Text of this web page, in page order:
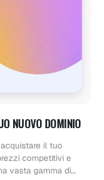
NUOVO DOMINIO
il tuo
competitivi e
vasta gamma di…